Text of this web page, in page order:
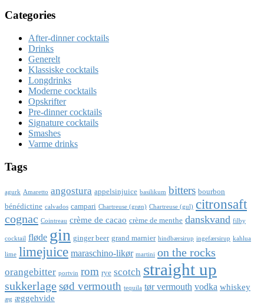
Categories
After-dinner cocktails
Drinks
Generelt
Klassiske cocktails
Longdrinks
Moderne cocktails
Opskrifter
Pre-dinner cocktails
Signature cocktails
Smashes
Varme drinks
Tags
agurk Amaretto angostura appelsinjuice basilikum bitters bourbon
bénédictine calvados campari Chartreuse (grøn) Chartreuse (gul) citronsaft
cognac Cointreau crème de cacao crème de menthe danskvand filby
cocktail fløde gin ginger beer grand marnier hindbærsirup ingefærsirup kahlua
lime limejuice maraschino-likør martini on the rocks
orangebitter portvin rom rye scotch straight up
sukkerlagesød vermouth tequila tør vermouth vodka whiskey
æg æggehvide